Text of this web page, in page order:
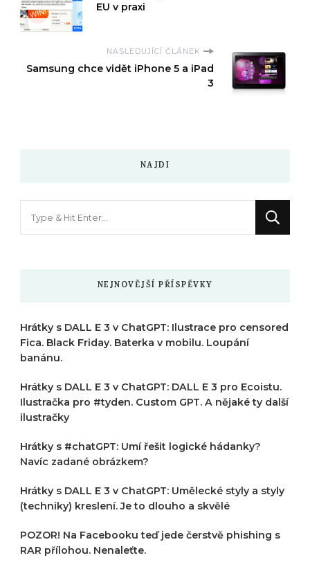
EU v praxi
NASLEDUJÍCÍ ČLÁNEK
Samsung chce vidět iPhone 5 a iPad
3
NAJDI
NEJNOVĚJŠÍ PŘÍSPĚVKY
Hrátky s DALL E 3 v ChatGPT: Ilustrace pro censored
Fica. Black Friday. Baterka v mobilu. Loupání
banánu.
Hrátky s DALL E 3 v ChatGPT: DALL E 3 pro Ecoistu.
Ilustračka pro #tyden. Custom GPT. A nějaké ty další
ilustračky
Hrátky s #chatGPT: Umí řešit logické hádanky?
Navíc zadané obrázkem?
Hrátky s DALL E 3 v ChatGPT: Umělecké styly a styly
(techniky) kreslení. Je to dlouho a skvělé
POZOR! Na Facebooku teď jede čerstvě phishing s
RAR přílohou. Nenaleťte.